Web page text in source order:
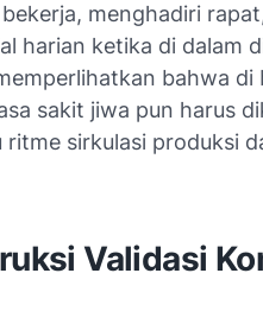
menghadiri
harian ketika di dalam
bahwa di
sakit jiwa pun harus
ritme sirkulasi produksi
Validasi